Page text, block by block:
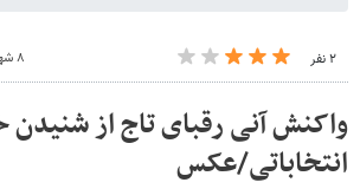
۲ نفر ۸ شهریور ۱۴۰۱ - ۰۲:۰۹
واکنش آنی رقبای تاج از
انتخاباتی/عکس